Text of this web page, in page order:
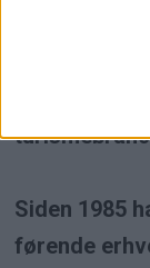
Siden 1985
førende